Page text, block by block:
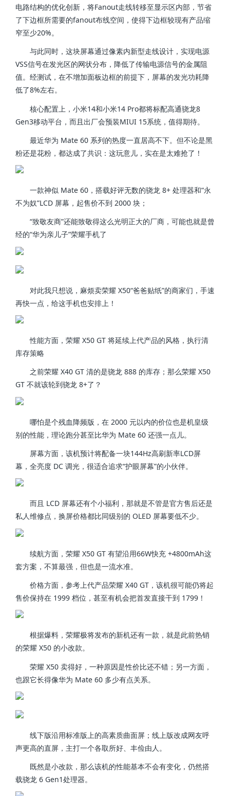
电路结构的优化创新，将Fanout走线转移至显示区内部，节省
了下边框所需要的fanout布线空间，使得下边框较现有产品缩
窄至少20%。
与此同时，这块屏幕通过像素内新型走线设计，实现电源
VSS信号在发光区的网状分布，降低了传输电源信号的金属阻
值。经测试，在不增加面板边框的前提下，屏幕的发光功耗降
低了8%左右。
核心配置上，小米14和小米14 Pro都将标配高通骁龙8
Gen3移动平台，而且出厂会预装MIUI 15系统，值得期待。
最近华为 Mate 60 系列的热度一直居高不下。但不论是黑
粉还是花粉，都达成了共识：这玩意儿，实在是太难抢了！
一款神似 Mate 60，搭载好评无数的骁龙 8+ 处理器和“永
不为奴”LCD 屏幕，起售价不到 2000 块；
“致敬友商”还能致敬得这么光明正大的厂商，可能也就是曾
经的“华为亲儿子”荣耀手机了
对此我只想说，麻烦卖荣耀 X50“爸爸贴纸”的商家们，手速
再快一点，给这手机也安排上！
性能方面，荣耀 X50 GT 将延续上代产品的风格，执行清
库存策略
之前荣耀 X40 GT 清的是骁龙 888 的库存；那么荣耀 X50
GT 不就该轮到骁龙 8+了？
哪怕是个残血降频版，在 2000 元以内的价位也是机皇级
别的性能，理论跑分甚至比华为 Mate 60 还强一点儿。
屏幕方面，该机预计将配备一块144Hz高刷新率LCD屏
幕，全亮度 DC 调光，很适合追求“护眼屏幕”的小伙伴。
而且 LCD 屏幕还有个小福利，那就是不管是官方售后还是
私人维修点，换屏价格都比同级别的 OLED 屏幕要低不少。
续航方面，荣耀 X50 GT 有望沿用66W快充 +4800mAh这
套方案，不算最强，但也是一流水准。
价格方面，参考上代产品荣耀 X40 GT，该机很可能仍将起
售价保持在 1999 档位，甚至有机会把首发直接干到 1799！
根据爆料，荣耀极将发布的新机还有一款，就是此前热销
的荣耀 X50 的小改款。
荣耀 X50 卖得好，一种原因是性价比还不错；另一方面，
也跟它长得像华为 Mate 60 多少有点关系。
线下版沿用标准版上的高素质曲面屏；线上版改成网友呼
声更高的直屏，主打一个各取所好、丰俭由人。
既然是小改款，那么该机的性能基本不会有变化，仍然搭
载骁龙 6 Gen1处理器。